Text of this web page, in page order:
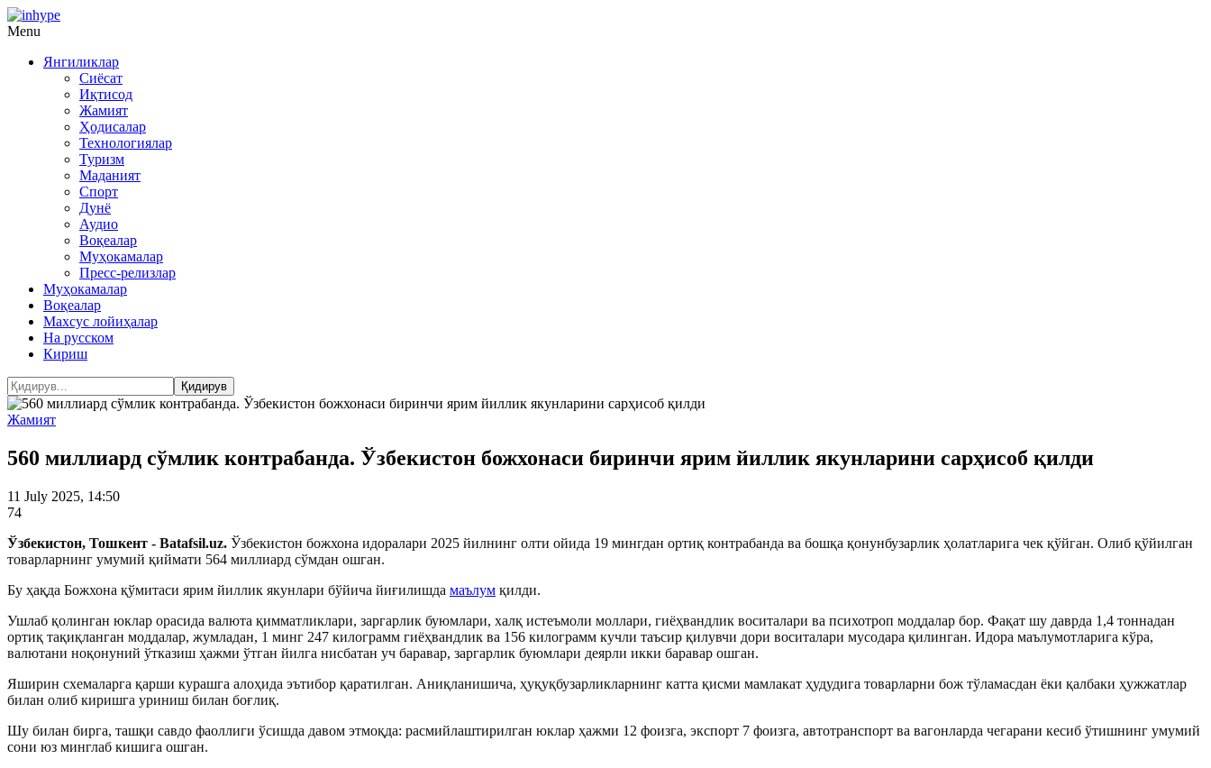
Menu
Янгиликлар
Сиёсат
Иқтисод
Жамият
Ҳодисалар
Технологиялар
Туризм
Маданият
Спорт
Дунё
Аудио
Воқеалар
Муҳокамалар
Пресс-релизлар
Муҳокамалар
Воқеалар
Махсус лойиҳалар
На русском
Кириш
Жамият
560 миллиард сўмлик контрабанда. Ўзбекистон божхонаси биринчи ярим йиллик якунларини сарҳисоб қилди
11 July 2025, 14:50
74
Ўзбекистон, Тошкент - Batafsil.uz. Ўзбекистон божхона идоралари 2025 йилнинг олти ойида 19 мингдан ортиқ контрабанда ва бошқа қонунбузарлик ҳолатларига чек қўйган. Олиб қўйилган
товарларнинг умумий қиймати 564 миллиард сўмдан ошган.
Бу ҳақда Божхона қўмитаси ярим йиллик якунлари бўйича йиғилишда маълум қилди.
Ушлаб қолинган юклар орасида валюта қимматликлари, заргарлик буюмлари, халқ истеъмоли моллари, гиёҳвандлик воситалари ва психотроп моддалар бор. Фақат шу даврда 1,4 тоннадан
ортиқ тақиқланган моддалар, жумладан, 1 минг 247 килограмм гиёҳвандлик ва 156 килограмм кучли таъсир қилувчи дори воситалари мусодара қилинган. Идора маълумотларига кўра,
валютани ноқонуний ўтказиш ҳажми ўтган йилга нисбатан уч баравар, заргарлик буюмлари деярли икки баравар ошган.
Яширин схемаларга қарши курашга алоҳида эътибор қаратилган. Аниқланишича, ҳуқуқбузарликларнинг катта қисми мамлакат ҳудудига товарларни бож тўламасдан ёки қалбаки ҳужжатлар
билан олиб киришга уриниш билан боғлиқ.
Шу билан бирга, ташқи савдо фаоллиги ўсишда давом этмоқда: расмийлаштирилган юклар ҳажми 12 фоизга, экспорт 7 фоизга, автотранспорт ва вагонларда чегарани кесиб ўтишнинг умумий
сони юз минглаб кишига ошган.